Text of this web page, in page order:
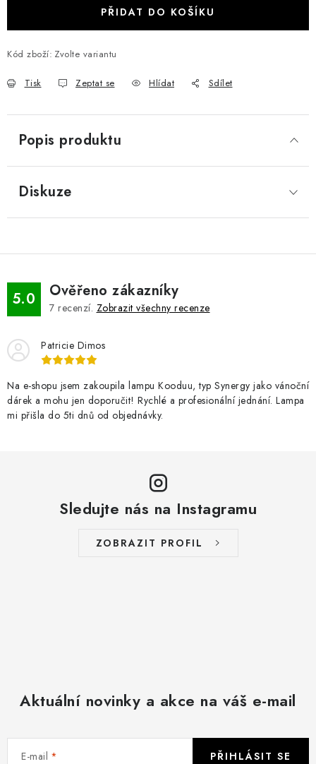
PŘIDAT DO KOŠÍKU
Kód zboží: Zvolte variantu
Tisk Zeptat se Hlídat Sdílet
Popis produktu
Diskuze
5.0 Ověřeno zákazníky
7 recenzí. Zobrazit všechny recenze
Patricie Dimos
Na e-shopu jsem zakoupila lampu Kooduu, typ Synergy jako vánoční
dárek a mohu jen doporučit! Rychlé a profesionální jednání. Lampa
mi přišla do 5ti dnů od objednávky.
Sledujte nás na Instagramu
ZOBRAZIT PROFIL
Aktuální novinky a akce na váš e-mail
E-mail PŘIHLÁSIT SE